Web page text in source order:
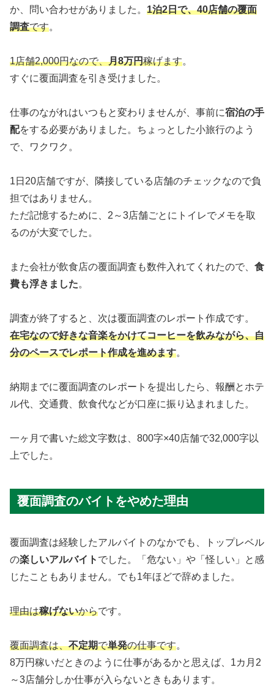
か、問い合わせがありました。 1泊2日で、40店舗の覆面
調査です。
1店舗2,000円なので、月8万円稼げます。
すぐに覆面調査を引き受けました。
仕事のながれはいつもと変わりませんが、事前に宿泊の手
配をする必要がありました。ちょっとした小旅行のよう
で、ワクワク。
1日20店舗ですが、隣接している店舗のチェックなので負
担ではありません。
ただ記憶するために、2～3店舗ごとにトイレでメモを取
るのが大変でした。
また会社が飲食店の覆面調査も数件入れてくれたので、 食
費も浮きました。
調査が終了すると、次は覆面調査のレポート作成です。
在宅なので好きな音楽をかけてコーヒーを飲みながら、自
分のペースでレポート作成を進めます。
納期までに覆面調査のレポートを提出したら、報酬とホテ
ル代、交通費、飲食代などが口座に振り込まれました。
一ヶ月で書いた総文字数は、800字×40店舗で32,000字以
上でした。
覆面調査のバイトをやめた理由
覆面調査は経験したアルバイトのなかでも、トップレベル
の楽しいアルバイト でした。「危ない」や「怪しい」と感
じたこともありません。でも1年ほどで辞めました。
理由は稼げないからです。
覆面調査は、不定期で単発の仕事です。
8万円稼いだときのように仕事があるかと思えば、1カ月2
～3店舗分しか仕事が入らないときもあります。